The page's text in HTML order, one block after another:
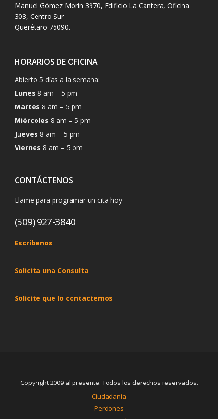
Manuel Gómez Morin 3970, Edificio La Cantera, Oficina
303, Centro Sur
Querétaro 76090.
HORARIOS DE OFICINA
Abierto 5 días a la semana:
Lunes 8 am – 5 pm
Martes 8 am – 5 pm
Miércoles 8 am – 5 pm
Jueves 8 am – 5 pm
Viernes 8 am – 5 pm
CONTÁCTENOS
Llame para programar un cita hoy
(509) 927-3840
Escribenos
Solicita una Consulta
Solicite que lo contactemos
Copyright 2009 al presente. Todos los derechos reservados.
Ciudadanía
Perdones